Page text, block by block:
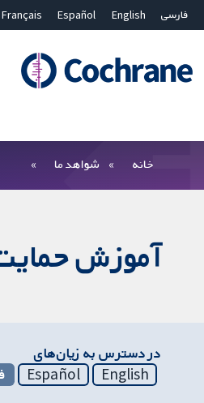
فارسی English
Español
Français
بستن جستجو ✖
خانه شواهد ما
آموزش
در دسترس به زیان‌های
English
Español